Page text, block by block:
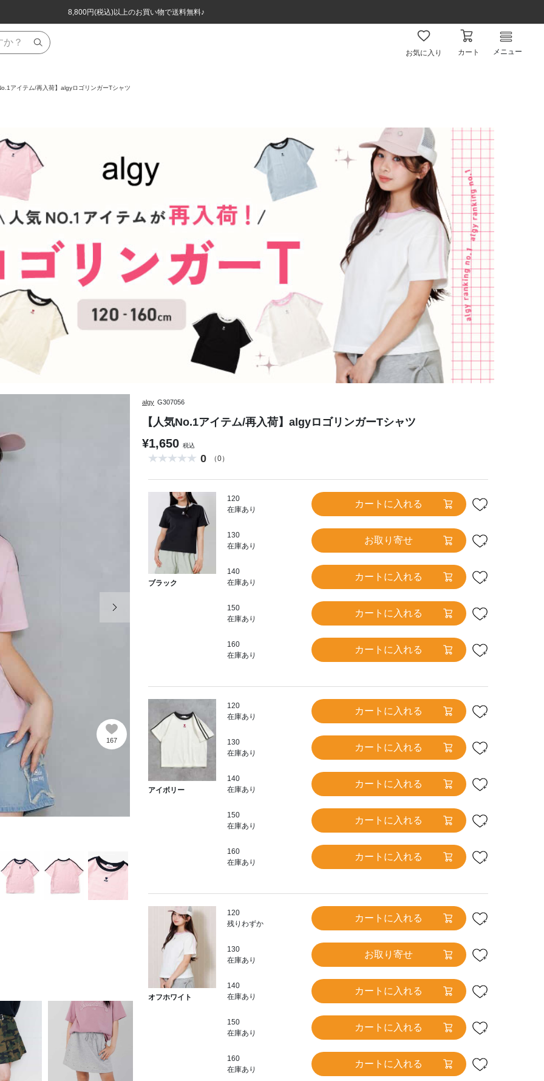
8,800円(税込)以上のお買い物で送料無料♪
ほぼ全品半額！！8/12(水)お昼12:59まで！！
8,800円(税込)以上のお買い物で送料無料♪
ほぼ全品半額！！8/12(水)お昼12:59まで！！
お気に入り カート メニュー
アイテム/再入荷】algyロゴリンガーTシャツ
167
algy G307056
【人気No.1アイテム/再入荷】algyロゴリンガーTシャツ
¥1,650 税込
0 （0）
ブラック
120
在庫あり
カートに入れる
130
在庫あり
お取り寄せ
140
在庫あり
カートに入れる
150
在庫あり
カートに入れる
160
在庫あり
カートに入れる
アイボリー
120
在庫あり
カートに入れる
130
在庫あり
カートに入れる
140
在庫あり
カートに入れる
150
在庫あり
カートに入れる
160
在庫あり
カートに入れる
オフホワイト
120
残りわずか
カートに入れる
130
在庫あり
お取り寄せ
140
在庫あり
カートに入れる
150
在庫あり
カートに入れる
160
在庫あり
カートに入れる